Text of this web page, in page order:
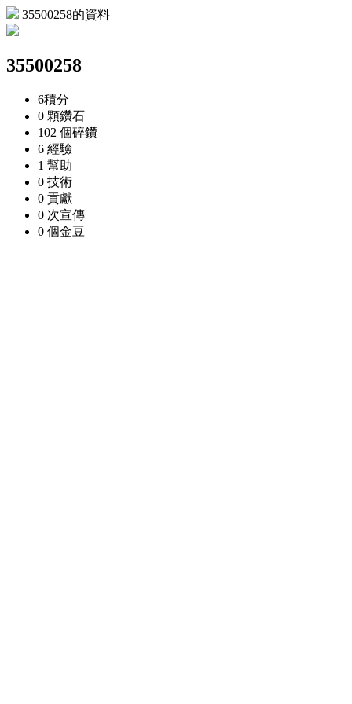
35500258的資料
35500258
6積分
0 顆鑽石
102 個碎鑽
6 經驗
1 幫助
0 技術
0 貢獻
0 次宣傳
0 個金豆